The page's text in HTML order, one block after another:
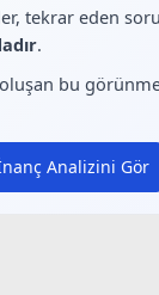
tekrar eden
.
bu
Analizini Gör